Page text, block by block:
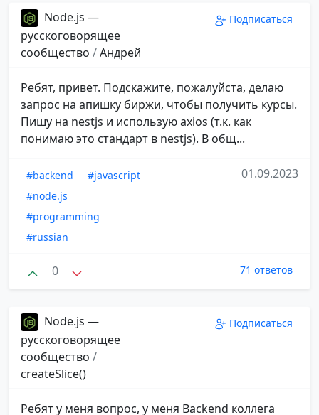
Node.js —
русскоговорящее
сообщество /Андрей
Подписаться
Ребят, привет. Подскажите, пожалуйста, делаю
запрос на апишку биржи, чтобы получить курсы.
Пишу на nestjs и использую axios (т.к. как
понимаю это стандарт в nestjs). В общ...
#backend
#javascript
#node.js
#programming
#russian
01.09.2023
0 71 ответов
Node.js —
русскоговорящее
сообщество /
createSlice()
Подписаться
Ребят у меня вопрос, у меня Backend коллега